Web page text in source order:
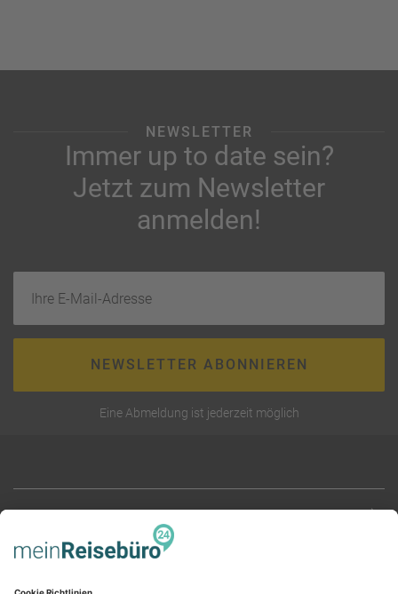
NEWSLETTER
Immer up to date sein?
Jetzt zum Newsletter
anmelden!
NEWSLETTER ABONNIEREN
Eine Abmeldung ist jederzeit möglich
Online AGB